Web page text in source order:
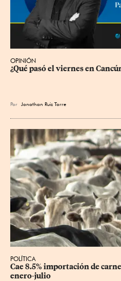
OPINIÓN
¿Qué pasó el viernes en
Por Jonathan Ruiz Torre
POLÍTICA
Cae 8.5% importación de
enero-julio